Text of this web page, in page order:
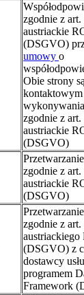
zgodnie z art.
austriackie
(DSGVO)
umowy o
Obie strony
zgodnie z art.
austriackie
(DSGVO)
zgodnie z art.
austriackie
(DSGVO)
zgodnie z art.
(DSGVO) z
dostawcy
programem
Framework